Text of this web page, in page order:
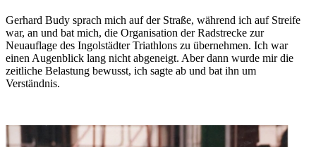
Gerhard Budy sprach mich auf der Straße, während ich auf Streife
war, an und bat mich, die Organisation der Radstrecke zur
Neuauflage des Ingolstädter Triathlons zu übernehmen. Ich war
einen Augenblick lang nicht abgeneigt. Aber dann wurde mir die
zeitliche Belastung bewusst, ich sagte ab und bat ihn um
Verständnis.